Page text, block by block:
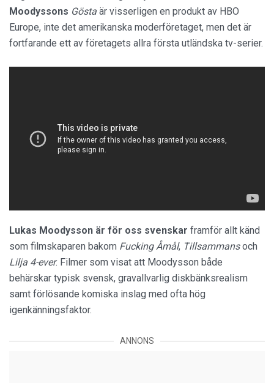
Moodyssons Gösta är visserligen en produkt av HBO
Europe, inte det amerikanska moderföretaget, men det är
fortfarande ett av företagets allra första utländska tv-serier.
Lukas Moodysson är för oss svenskar framför allt känd
som filmskaparen bakom Fucking Åmål, Tillsammansoch
Lilja 4-ever. Filmer som visat att Moodysson både
behärskar typisk svensk, gravallvarlig diskbänksrealism
samt förlösande komiska inslag med ofta hög
igenkänningsfaktor.
ANNONS